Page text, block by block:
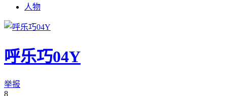
人物
呼乐巧04Y
举报
8